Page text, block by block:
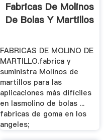
Fabricas De Molinos
De Bolas Y Martillos
FABRICAS DE MOLINO DE
MARTILLO.fabrica y
suministra Molinos de
martillos para las
aplicaciones más difíciles
en lasmolino de bolas ...
fabricas de goma en los
angeles;